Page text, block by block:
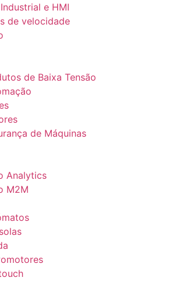
e HMI
de velocidade
de Baixa Tensão
de Máquinas
Analytics
M2M